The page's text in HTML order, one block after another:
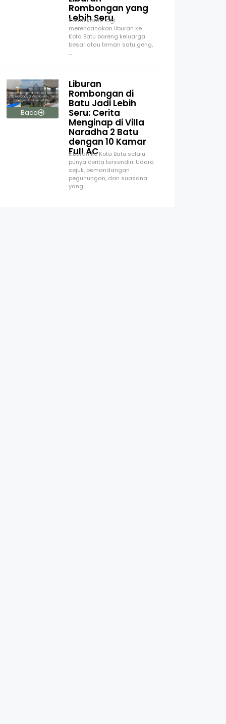
Rombongan yang
Lebih Seru
Kalau kamu lagi
merencanakan liburan ke
Kota Batu bareng keluarga
besar atau teman satu geng,
…
Baca
Liburan
Rombongan di
Batu Jadi Lebih
Seru: Cerita
Menginap di Villa
Naradha 2 Batu
dengan 10 Kamar
Full AC
Liburan ke Kota Batu selalu
punya cerita tersendiri. Udara
sejuk, pemandangan
pegunungan, dan suasana
yang…